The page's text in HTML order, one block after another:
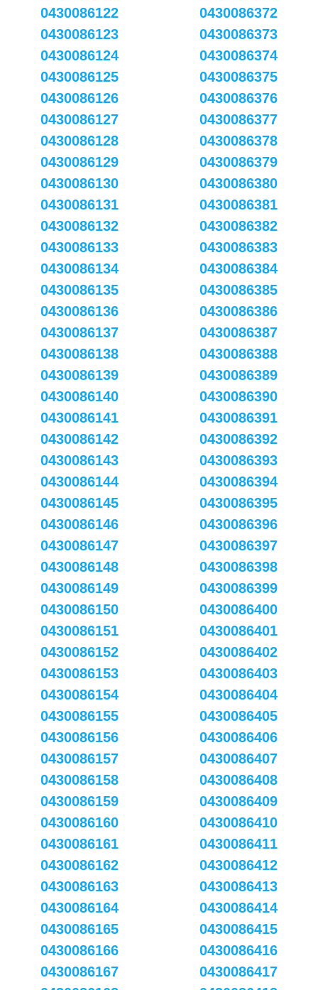
0430086122
0430086123
0430086124
0430086125
0430086126
0430086127
0430086128
0430086129
0430086130
0430086131
0430086132
0430086133
0430086134
0430086135
0430086136
0430086137
0430086138
0430086139
0430086140
0430086141
0430086142
0430086143
0430086144
0430086145
0430086146
0430086147
0430086148
0430086149
0430086150
0430086151
0430086152
0430086153
0430086154
0430086155
0430086156
0430086157
0430086158
0430086159
0430086160
0430086161
0430086162
0430086163
0430086164
0430086165
0430086166
0430086167
0430086372
0430086373
0430086374
0430086375
0430086376
0430086377
0430086378
0430086379
0430086380
0430086381
0430086382
0430086383
0430086384
0430086385
0430086386
0430086387
0430086388
0430086389
0430086390
0430086391
0430086392
0430086393
0430086394
0430086395
0430086396
0430086397
0430086398
0430086399
0430086400
0430086401
0430086402
0430086403
0430086404
0430086405
0430086406
0430086407
0430086408
0430086409
0430086410
0430086411
0430086412
0430086413
0430086414
0430086415
0430086416
0430086417